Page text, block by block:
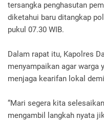
tersangka penghasutan
diketahui baru ditangkap
pukul 07.30 WIB.
Dalam rapat itu, Kapolres
menyampaikan agar warga
menjaga kearifan lokal
“Mari segera kita
mengambil langkah nyata